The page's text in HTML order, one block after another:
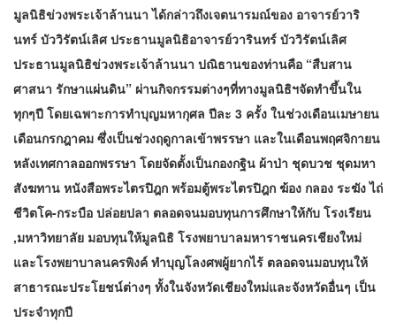
มูลนิธิข่วงพระเจ้าล้านนา ได้กล่าวถึงเจตนารมณ์ของ อาจารย์วาริ
นทร์ บัววิรัตน์เลิศ ประธานมูลนิธิอาจารย์วารินทร์ บัววิรัตน์เลิศ
ประธานมูลนิธิข่วงพระเจ้าล้านนา ปณิธานของท่านคือ “สืบสาน
ศาสนา รักษาแผ่นดิน” ผ่านกิจกรรมต่างๆที่ทางมูลนิธิฯจัดทำขึ้นใน
ทุกๆปี โดยเฉพาะการทำบุญมหากุศล ปีละ 3 ครั้ง ในช่วงเดือนเมษายน
เดือนกรกฎาคม ซึ่งเป็นช่วงฤดูกาลเข้าพรรษา และในเดือนพฤศจิกายน
หลังเทศกาลออกพรรษา โดยจัดตั้งเป็นกองกฐิน ผ้าป่า ชุดบวช ชุดมหา
สังฆทาน หนังสือพระไตรปิฎก พร้อมตู้พระไตรปิฎก ฆ้อง กลอง ระฆัง ไถ่
ชีวิตโค-กระบือ ปล่อยปลา ตลอดจนมอบทุนการศึกษาให้กับ โรงเรียน
,มหาวิทยาลัย มอบทุนให้มูลนิธิ โรงพยาบาลมหาราชนครเชียงใหม่
และโรงพยาบาลนครพิงค์ ทำบุญโลงศพผู้ยากไร้ ตลอดจนมอบทุนให้
สาธารณะประโยชน์ต่างๆ ทั้งในจังหวัดเชียงใหม่และจังหวัดอื่นๆ เป็น
ประจำทุกปี